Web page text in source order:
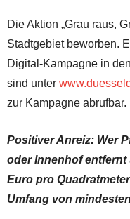
Die Aktion „Grau raus,
Stadtgebiet beworben.
Digital-Kampagne in
sind unter
zur Kampagne abrufbar.
Positiver Anreiz: Wer
oder Innenhof entfernt
Euro pro
Umfang von